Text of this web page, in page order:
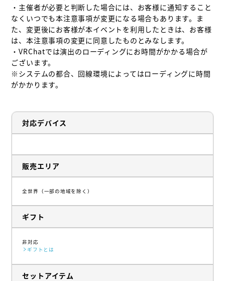
・主催者が必要と判断した場合には、お客様に通知すること
なくいつでも本注意事項が変更になる場合もあります。ま
た、変更後にお客様が本イベントを利用したときは、お客様
は、本注意事項の変更に同意したものとみなします。
・VRChatでは演出のローディングにお時間がかかる場合が
ございます。
※システムの都合、回線環境によってはローディングに時間
がかかります。
対応デバイス
販売エリア
全世界（一部の地域を除く）
ギフト
非対応
ギフトとは
セットアイテム